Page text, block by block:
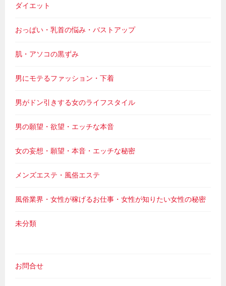
ダイエット
おっぱい・乳首の悩み・バストアップ
肌・アソコの黒ずみ
男にモテるファッション・下着
男がドン引きする女のライフスタイル
男の願望・欲望・エッチな本音
女の妄想・願望・本音・エッチな秘密
メンズエステ・風俗エステ
風俗業界・女性が稼げるお仕事・女性が知りたい女性の秘密
未分類
お問合せ